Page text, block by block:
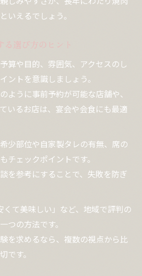
いえるでしょう。
選び方のヒント
算や目的、雰囲気、アクセスのし
ントを意識しましょう。
ように事前予約が可能な店舗や、
いるお店は、宴会や会食にも最適
少部位や自家製タレの有無、席の
チェックポイントです。
を参考にすることで、失敗を防ぎ
くて美味しい」など、地域で評判の
つの方法です。
を求めるなら、複数の視点から比
です。